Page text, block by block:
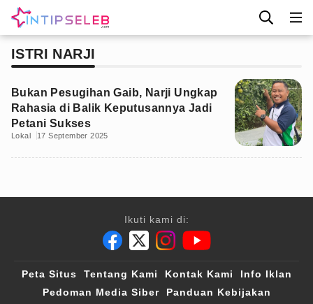
ISTRI NARJI
Bukan Pesugihan Gaib, Narji Ungkap
Rahasia di Balik Keputusannya Jadi
Petani Sukses
Lokal 17 September 2025
Ikuti kami di:
Peta Situs Tentang Kami Kontak Kami
Info Iklan
Pedoman Media Siber
Panduan Kebijakan